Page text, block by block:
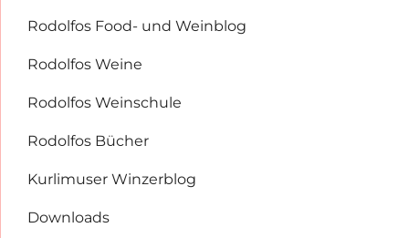
Rodolfos Food- und Weinblog
Rodolfos Weine
Rodolfos Weinschule
Rodolfos Bücher
Kurlimuser Winzerblog
Downloads